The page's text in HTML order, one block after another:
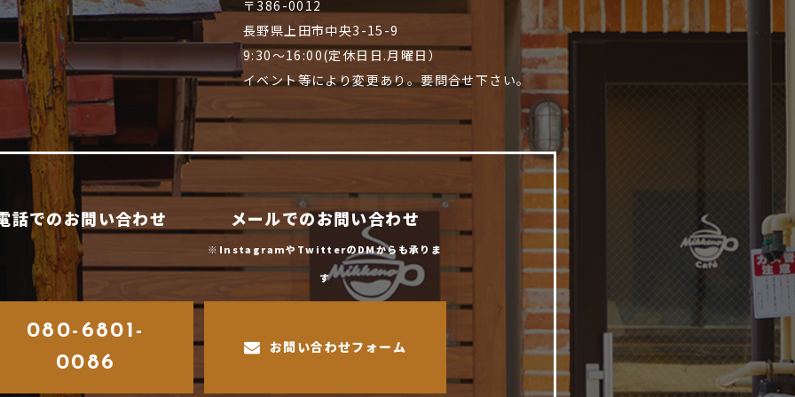
〒386-0012
長野県上田市中央3-15-9
9:30～16:00(定休日日.月曜日）
イベント等により変更あり。要問合せ下さい。
話でのお問い合わせ
080-6801-
0086
メールでのお問い合わせ
※InstagramやTwitterのDMからも承りま
す
お問い合わせフォーム